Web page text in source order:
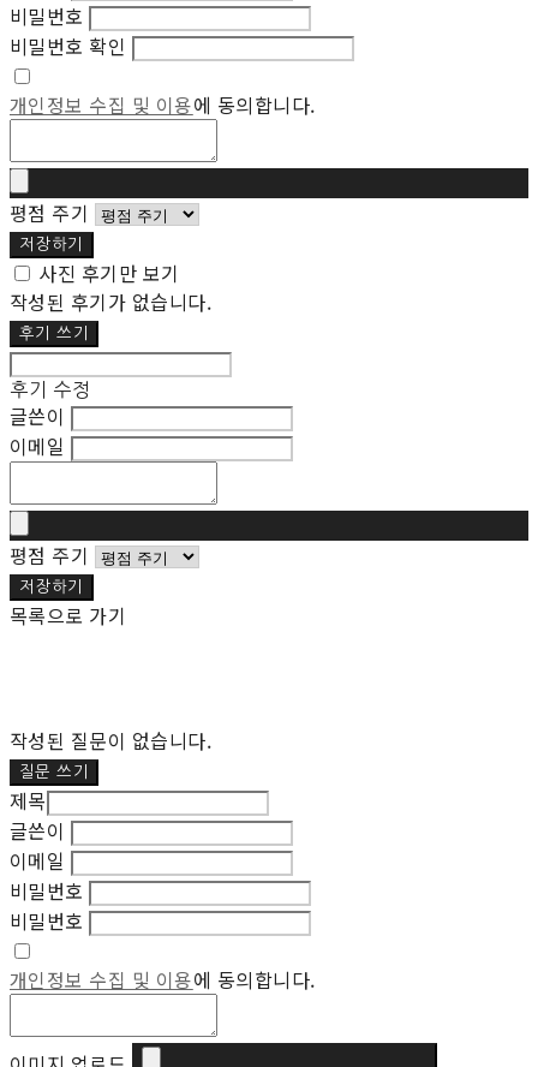
비밀번호
비밀번호 확인
개인정보 수집 및 이용에 동의합니다.
평점 주기
저장하기
사진 후기만 보기
작성된 후기가 없습니다.
후기 쓰기
후기 수정
글쓴이
이메일
평점 주기
저장하기
목록으로 가기
작성된 질문이 없습니다.
질문 쓰기
제목
글쓴이
이메일
비밀번호
비밀번호
개인정보 수집 및 이용에 동의합니다.